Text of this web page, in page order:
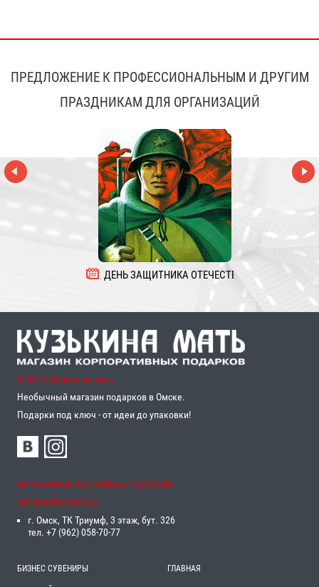
ПРЕДЛОЖЕНИЕ К ПРОФЕССИОНАЛЬНЫМ И ДРУГИМ
ПРАЗДНИКАМ ДЛЯ ОРГАНИЗАЦИЙ
ДЕНЬ ЗАЩИТНИКА ОТЕЧЕСТВА
© 2015, Кузькина мать,
Необычный магазин подарков в Омске.
Подарки под ключ - от идеи до упаковки!
НЕОБЫЧНЫЕ МАГАЗИНЫ ПОДАРКОВ
«‎КУЗЬКИНА МАТЬ»‎:
г. Омск, ТК Триумф, 3 этаж, бут. 326
тел. +7 (962) 058-70-77
БИЗНЕС СУВЕНИРЫ ГЛАВНАЯ